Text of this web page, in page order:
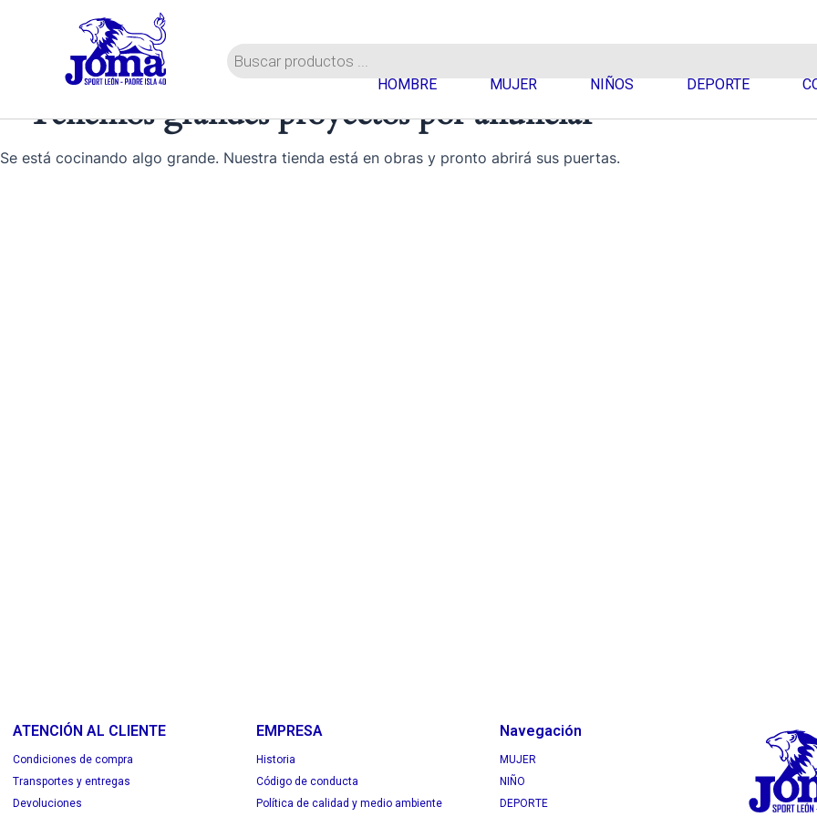
Búsqueda
de
HOMBRE MUJER NIÑOS DEPORTE
Tenemos grandes proyectos por anunciar
Se está cocinando algo grande. Nuestra tienda está en obras y pronto abrirá sus puertas.
ATENCIÓN AL CLIENTE
Condiciones de compra
Transportes y entregas
Devoluciones
EMPRESA
Historia
Código de conducta
Política de calidad y medio ambiente
Navegación
MUJER
NIÑO
DEPORTE